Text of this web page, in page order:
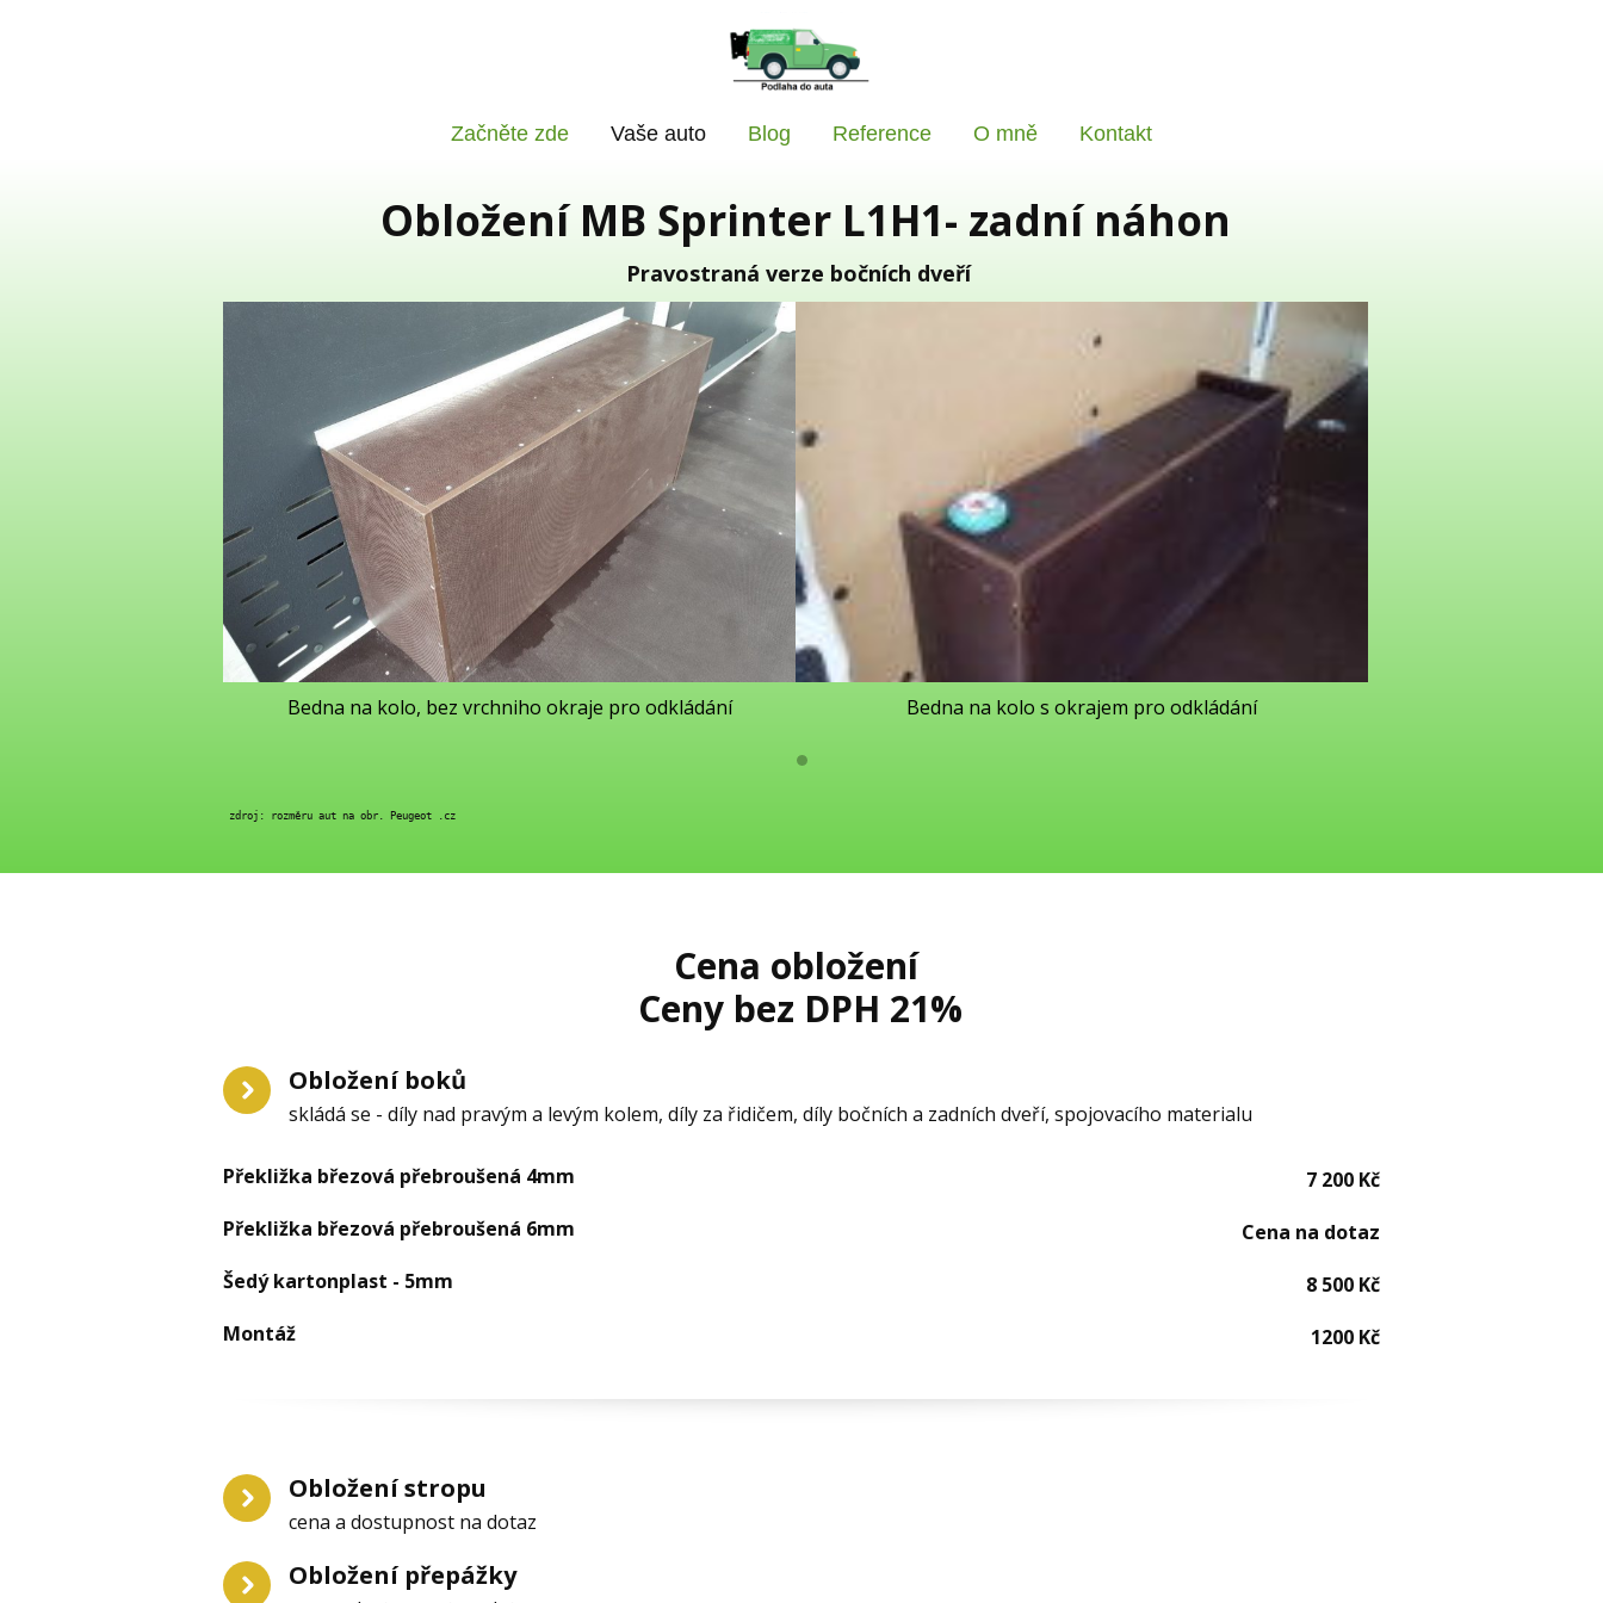
Začněte zde Vaše auto Blog Reference O mně Kontakt
Obložení MB Sprinter L1H1- zadní náhon
Pravostraná verze bočních dveří
Bedna na kolo, bez vrchniho okraje pro odkládání Bedna na kolo s okrajem pro odkládání
zdroj: rozměru aut na obr. Peugeot .cz
Cena obložení
Ceny bez DPH 21%
Obložení boků
skládá se - díly nad pravým a levým kolem, díly za řidičem, díly bočních a zadních dveří, spojovacího materialu
Překližka březová přebroušená 4mm
7 200 Kč
Překližka březová přebroušená 6mm
Cena na dotaz
Šedý kartonplast - 5mm
8 500 Kč
Montáž
1200 Kč
Obložení stropu
cena a dostupnost na dotaz
Obložení přepážky